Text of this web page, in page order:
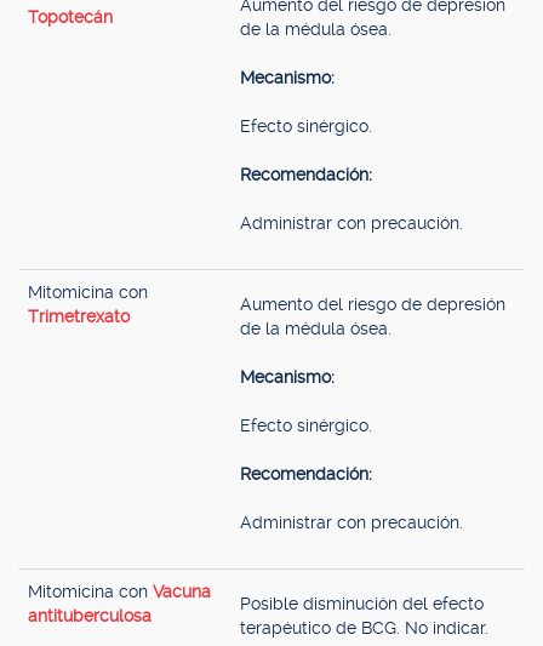
Topotecán
Aumento del riesgo de depresión
de la médula ósea.
Mecanismo:
Efecto sinérgico.
Recomendación:
Administrar con precaución.
Mitomicina con
Trimetrexato
Aumento del riesgo de depresión
de la médula ósea.
Mecanismo:
Efecto sinérgico.
Recomendación:
Administrar con precaución.
Mitomicina con Vacuna
antituberculosa
Posible disminución del efecto
terapéutico de BCG. No indicar.